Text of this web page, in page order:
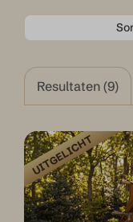
Resultaten (9)
UITGELICHT